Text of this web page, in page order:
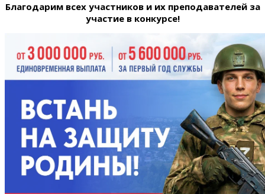
Благодарим всех участников и их преподавателей за
участие в конкурсе!